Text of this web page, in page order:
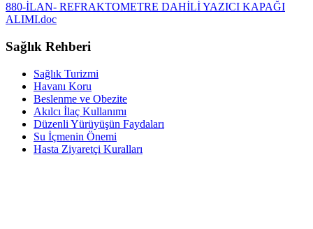
880-İLAN- REFRAKTOMETRE DAHİLİ YAZICI KAPAĞI
ALIMI.doc
Sağlık Rehberi
Sağlık Turizmi
Havanı Koru
Beslenme ve Obezite
Akılcı İlaç Kullanımı
Düzenli Yürüyüşün Faydaları
Su İçmenin Önemi
Hasta Ziyaretçi Kuralları